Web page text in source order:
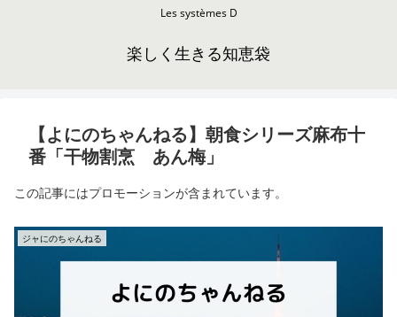
Les systèmes D
楽しく生きる知恵袋
【よにのちゃんねる】朝食シリーズ麻布十
番「干物割烹 あん梅」
この記事にはプロモーションが含まれています。
ジャにのちゃんねる